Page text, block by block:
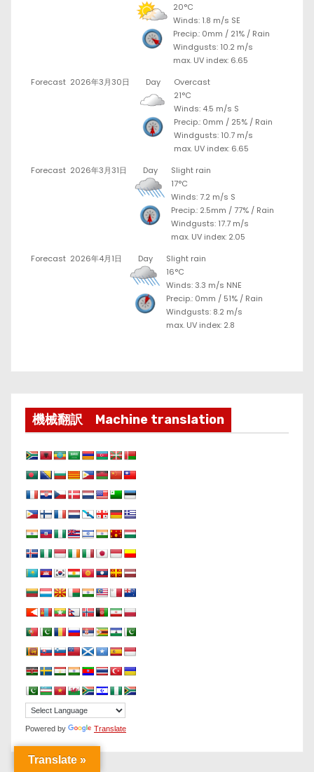
20°C
Winds: 1.8 m/s SE
Precip.: 0mm / 21% / Rain
Windgusts: 10.2 m/s
max. UV index: 6.65
Forecast 2026年3月30日 Day
Overcast
21°C
Winds: 4.5 m/s S
Precip.: 0mm / 25% / Rain
Windgusts: 10.7 m/s
max. UV index: 6.65
Forecast 2026年3月31日 Day
Slight rain
17°C
Winds: 7.2 m/s S
Precip.: 2.5mm /77% / Rain
Windgusts: 17.7 m/s
max. UV index: 2.05
Forecast 2026年4月1日 Day
Slight rain
16°C
Winds: 3.3 m/s NNE
Precip.: 0mm / 51% / Rain
Windgusts: 8.2 m/s
max. UV index: 2.8
機械翻訳 Machine translation
Powered by Translate
Translate »